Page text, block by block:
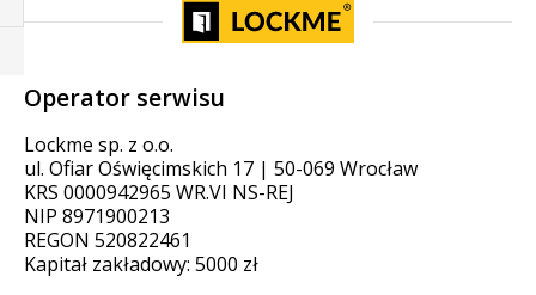
Operator serwisu
Lockme sp. z o.o.
ul. Ofiar Oświęcimskich 17 | 50-069 Wrocław
KRS 0000942965 WR.VI NS-REJ
NIP 8971900213
REGON 520822461
Kapitał zakładowy: 5000 zł